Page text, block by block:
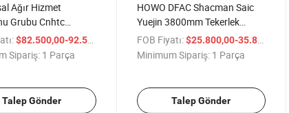
Ağır Hizmet
Grubu Cnhtc
380 Beygir Gücü 8X4
$82.500,00-92.500,00
/ Parça
Sipariş: 1 Parça
Talep Gönder
HOWO DFAC Shacman Saic
Yuejin 3800mm Tekerlek
Tabanı Çekici ile Kaldırıcı Yol
Kenarı Yardımı için
FOB Fiyatı: $25.800,00-35.800,00
Minimum Sipariş: 1 Parça
Talep Gönder